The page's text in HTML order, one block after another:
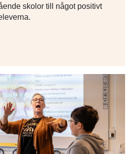
skolor till något positivt